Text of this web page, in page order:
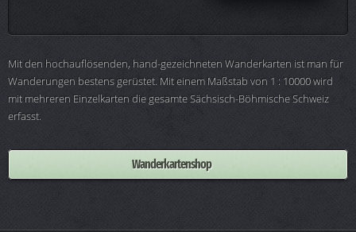
Mit den hochauflösenden, hand-gezeichneten Wanderkarten ist man für
Wanderungen bestens gerüstet. Mit einem Maßstab von 1 : 10000 wird
mit mehreren Einzelkarten die gesamte Sächsisch-Böhmische Schweiz
erfasst.
Wanderkartenshop